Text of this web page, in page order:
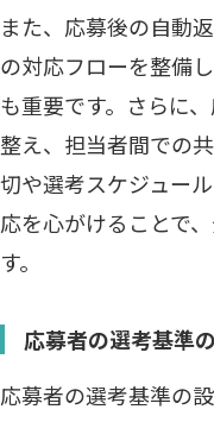
また、応募後の自動
の対応フローを整備
も重要です。さらに
整え、担当者間での
切や選考スケジュー
応を心がけることで
す。
応募者の選考基準
応募者の選考基準の